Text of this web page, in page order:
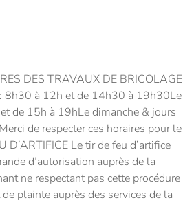
DES TRAVAUX DE BRICOLAGE
8h30 à 12h et de 14h30 à 19h30Le
de 15h à 19hLe dimanche & jours
de respecter ces horaires pour le
D’ARTIFICE Le tir de feu d’artifice
d’autorisation auprès de la
ne respectant pas cette procédure
de plainte auprès des services de la